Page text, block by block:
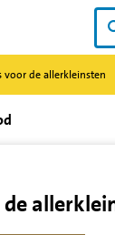
voor de allerkleinsten